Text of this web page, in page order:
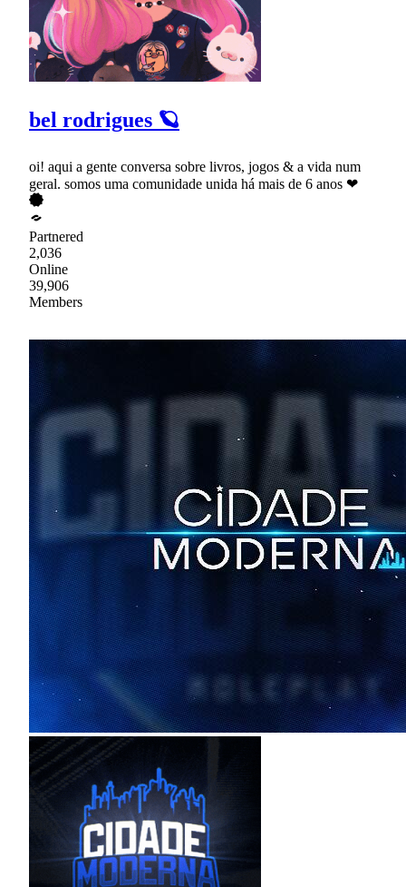
bel rodrigues 🪐
oi! aqui a gente conversa sobre livros, jogos & a vida num
geral. somos uma comunidade unida há mais de 6 anos ❤
Partnered
2,036
Online
39,906
Members